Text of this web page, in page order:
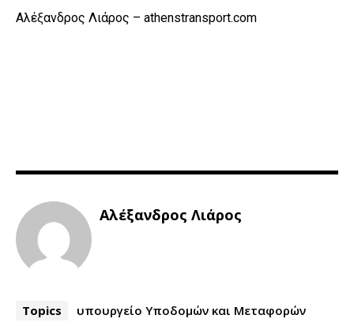
Αλέξανδρος Λιάρος – athenstransport.com
Αλέξανδρος Λιάρος
Topics υπουργείο Υποδομών και Μεταφορών